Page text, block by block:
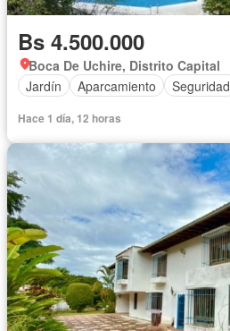
Bs 4.500.000
Boca De Uchire, Distrito Capital
Jardín
Aparcamiento Seguridad
Hace 1 día, 12 horas